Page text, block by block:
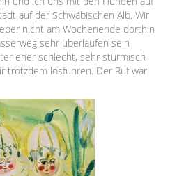
auf der Schwäbischen Alb. Wir
nicht am Wochenende dorthin
sehr überlaufen sein
eher schlecht, sehr stürmisch
trotzdem losfuhren. Der Ruf war